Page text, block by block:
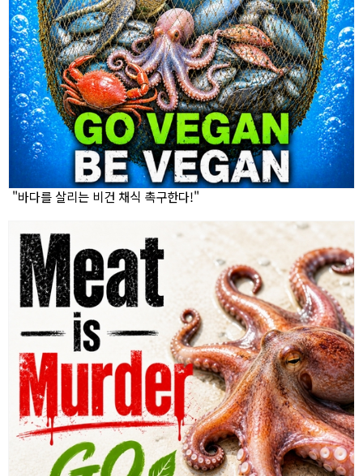
"바다를 살리는 비건 채식 촉구한다!"